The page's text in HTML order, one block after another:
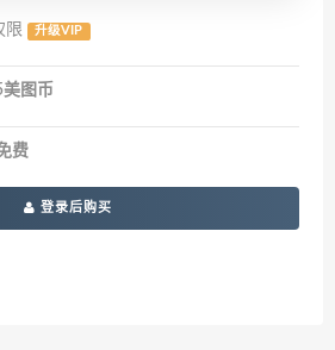
限 升级VIP
美图币
费
登录后购买